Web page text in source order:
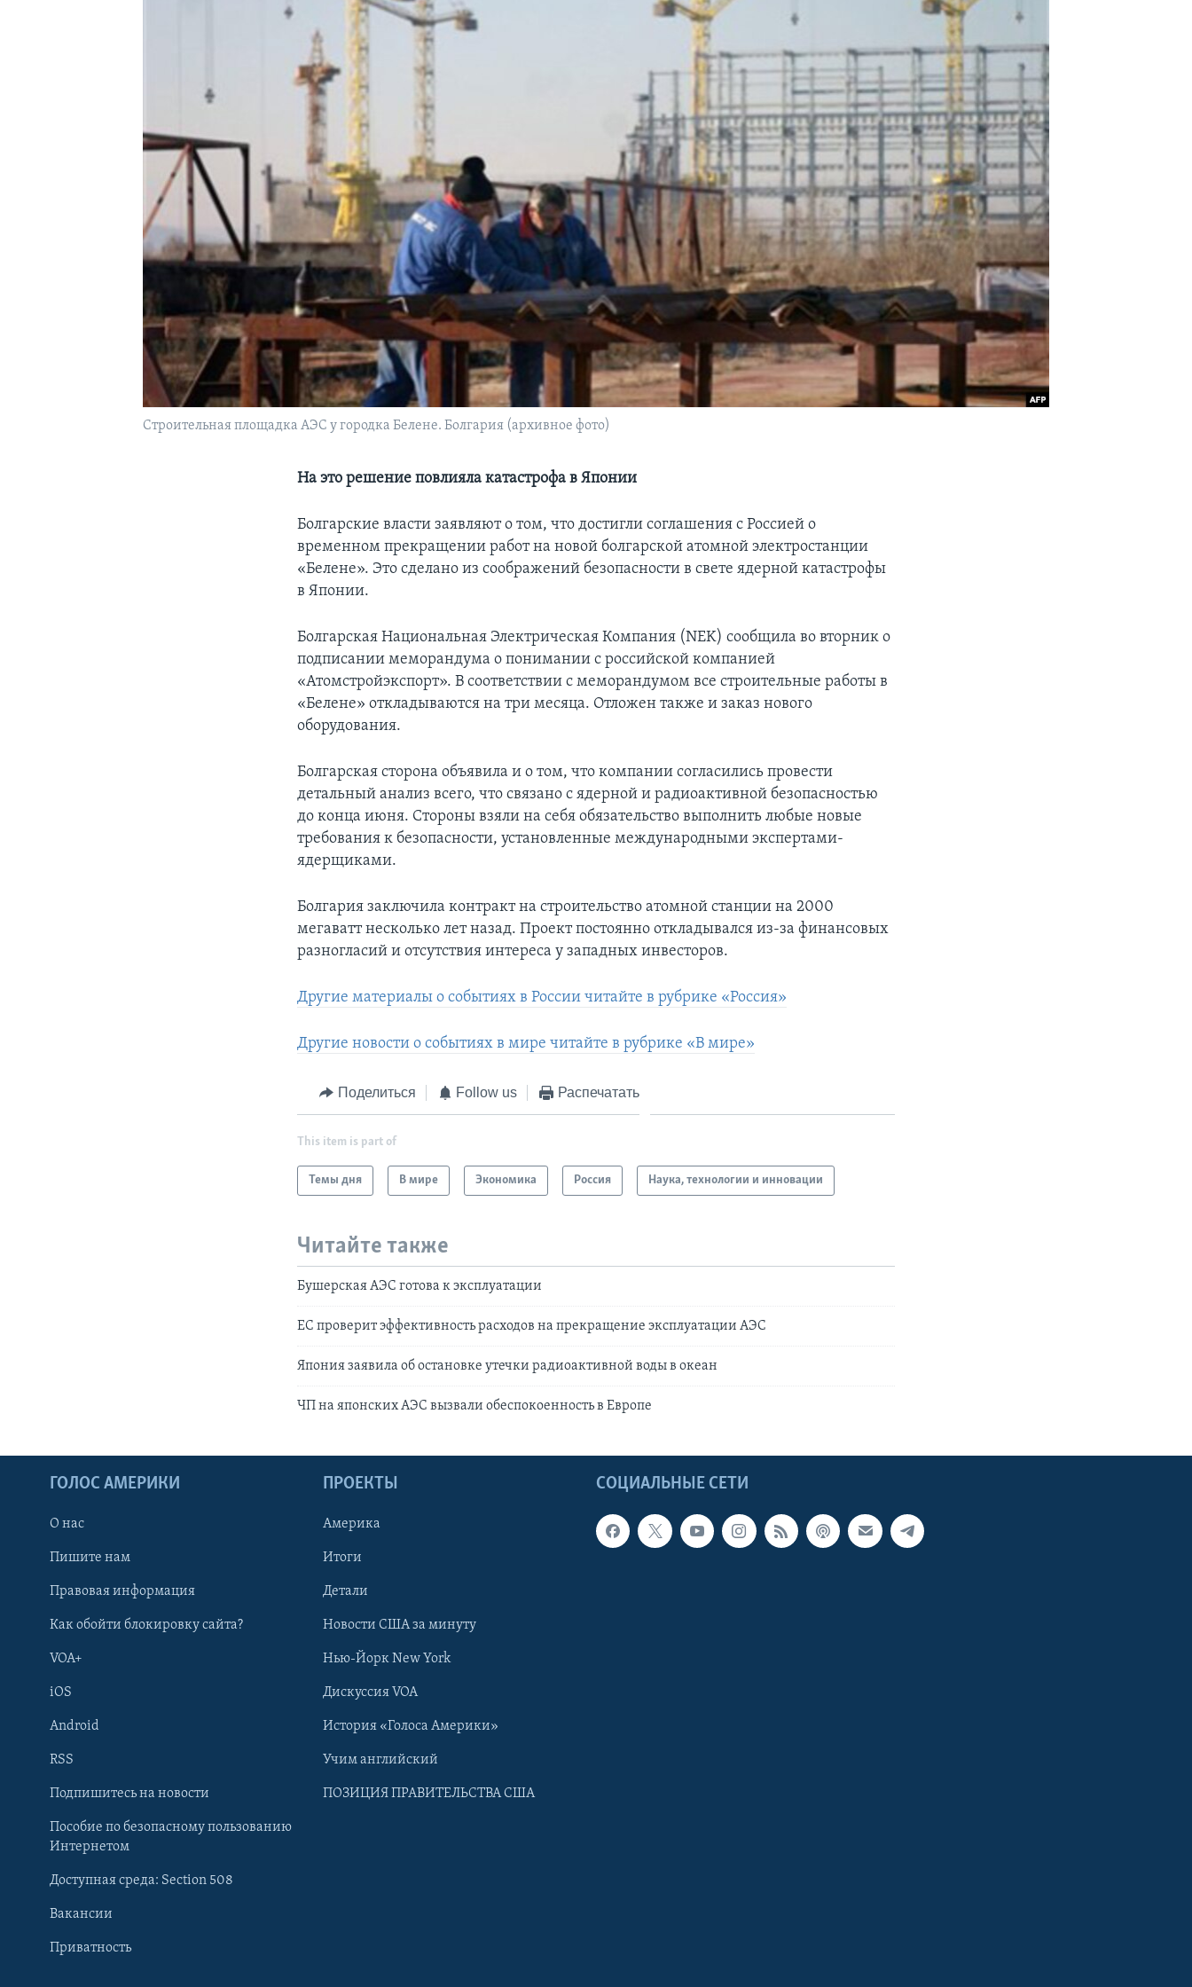
Learning English
Языки
Строительная площадка АЭС у городка Белене. Болгария (архивное фото)
На это решение повлияла катастрофа в Японии
Болгарские власти заявляют о том, что достигли соглашения с Россией о
временном прекращении работ на новой болгарской атомной электростанции
«Белене». Это сделано из соображений безопасности в свете ядерной катастрофы
в Японии.
Болгарская Национальная Электрическая Компания (NEK) сообщила во вторник о
подписании меморандума о понимании с российской компанией
«Атомстройэкспорт». В соответствии с меморандумом все строительные работы в
«Белене» откладываются на три месяца. Отложен также и заказ нового
оборудования.
Болгарская сторона объявила и о том, что компании согласились провести
детальный анализ всего, что связано с ядерной и радиоактивной безопасностью
до конца июня. Стороны взяли на себя обязательство выполнить любые новые
требования к безопасности, установленные международными экспертами-
ядерщиками.
Болгария заключила контракт на строительство атомной станции на 2000
мегаватт несколько лет назад. Проект постоянно откладывался из-за финансовых
разногласий и отсутствия интереса у западных инвесторов.
Другие материалы о событиях в России читайте в рубрике «Россия»
Другие новости о событиях в мире читайте в рубрике «В мире»
Поделиться Follow us Распечатать
This item is part of
Темы дня В мире Экономика Россия Наука, технологии и инновации
Читайте также
Бушерская АЭС готова к эксплуатации
ЕС проверит эффективность расходов на прекращение эксплуатации АЭС
Япония заявила об остановке утечки радиоактивной воды в океан
ЧП на японских АЭС вызвали обеспокоенность в Европе
СОЦИАЛЬНЫЕ СЕТИ
ГОЛОС АМЕРИКИ
О нас
Пишите нам
Правовая информация
Как обойти блокировку сайта?
VOA+
iOS
Android
RSS
Подпишитесь на новости
Пособие по безопасному пользованию
Интернетом
Доступная среда: Section 508
Вакансии
Приватность
ПРОЕКТЫ
Америка
Итоги
Детали
Новости США за минуту
Нью-Йорк New York
Дискуссия VOA
История «Голоса Америки»
Учим английский
ПОЗИЦИЯ ПРАВИТЕЛЬСТВА США